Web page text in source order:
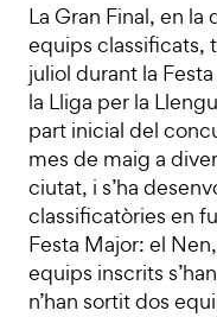
La Gran Final, en la
equips classificats,
juliol durant la
la Lliga per la
part inicial del
mes de maig a
ciutat, i s’ha
classificatòries en
Festa Major: el
equips inscrits
n’han sortit dos